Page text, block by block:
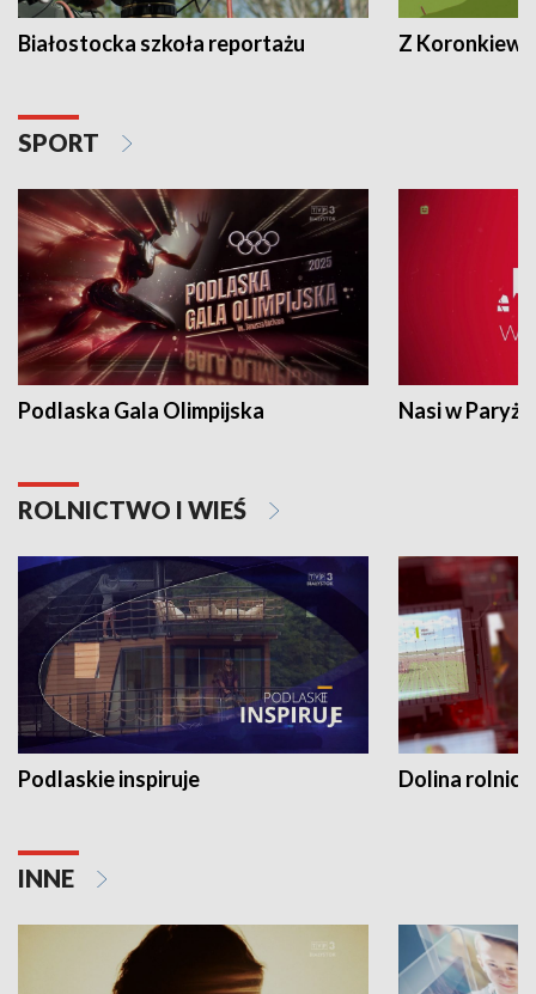
Białostocka szkoła reportażu Z
SPORT
Podlaska Gala Olimpijska Nasi w Paryżu
ROLNICTWO I WIEŚ
Podlaskie inspiruje Dolina
INNE